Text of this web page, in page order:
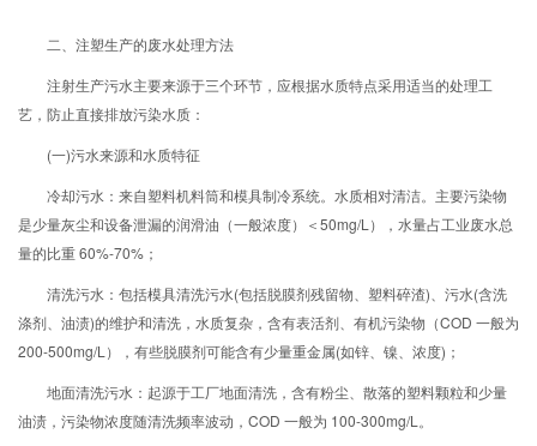
二、注塑生产的废水处理方法
注射生产污水主要来源于三个环节，应根据水质特点采用适当的处理工
艺，防止直接排放污染水质：
(一)污水来源和水质特征
冷却污水：来自塑料机料筒和模具制冷系统。水质相对清洁。主要污染物
是少量灰尘和设备泄漏的润滑油（一般浓度）＜50mg/L），水量占工业废水总
量的比重 60%-70%；
清洗污水：包括模具清洗污水(包括脱膜剂残留物、塑料碎渣)、污水(含洗
涤剂、油渍)的维护和清洗，水质复杂，含有表活剂、有机污染物（COD 一般为
200-500mg/L），有些脱膜剂可能含有少量重金属(如锌、镍、浓度)；
地面清洗污水：起源于工厂地面清洗，含有粉尘、散落的塑料颗粒和少量
油渍，污染物浓度随清洗频率波动，COD 一般为 100-300mg/L。